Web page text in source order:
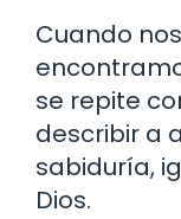
Cuando
se repite
describir a
sabiduría,
Dios.